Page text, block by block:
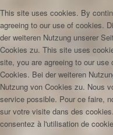
This site uses cookies. By
agreeing to our use of cookies.
der weiteren Nutzung unserer
Cookies zu. This site uses
site, you are agreeing to our use
Cookies. Bei der weiteren
Nutzung von Cookies zu. Nous
service possible. Pour ce faire,
sur votre visite dans des
consentez à l'utilisation de